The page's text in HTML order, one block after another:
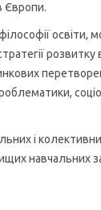
Європи.
освіти,
розвитку
і
навчальних